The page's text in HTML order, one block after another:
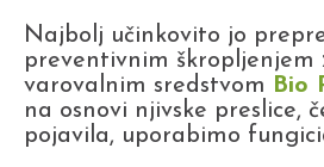
Najbolj učinkovito jo
preventivnim škropljenjem
varovalnim sredstvom Bio
na osnovi njivske preslice,
pojavila, uporabimo